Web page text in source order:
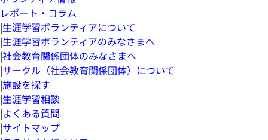
レポート・コラム
|生涯学習ボランティアについて
|生涯学習ボランティアのみなさまへ
|社会教育関係団体のみなさまへ
|サークル（社会教育関係団体）について
|施設を探す
|生涯学習相談
|よくある質問
|サイトマップ